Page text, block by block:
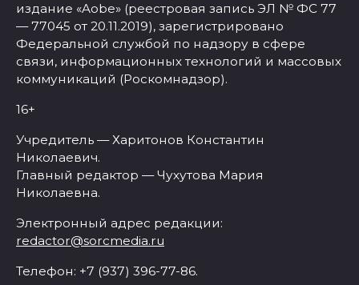
издание «Aobe» (реестровая запись ЭЛ № ФС 77
— 77045 от 20.11.2019), зарегистрировано
Федеральной службой по надзору в сфере
связи, информационных технологий и массовых
коммуникаций (Роскомнадзор).
16+
Учредитель — Харитонов Константин
Николаевич.
Главный редактор — Чухутова Мария
Николаевна.
Электронный адрес редакции:
redactor@sorcmedia.ru
Телефон: +7 (937) 396-77-86.